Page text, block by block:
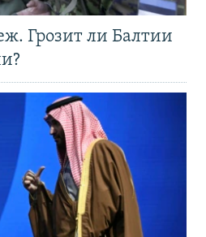
Грозит ли Балтии